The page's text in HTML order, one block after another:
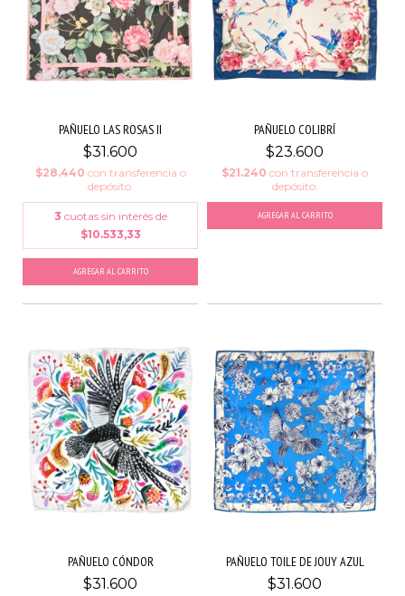
PAÑUELO LAS ROSAS II
$31.600
$28.440 con transferencia o
depósito.
3 cuotas sin interés de
$10.533,33
AGREGAR AL CARRITO
PAÑUELO COLIBRÍ
$23.600
$21.240 con transferencia o
depósito.
AGREGAR AL CARRITO
PAÑUELO CÓNDOR
$31.600
PAÑUELO TOILE DE JOUY AZUL
$31.600